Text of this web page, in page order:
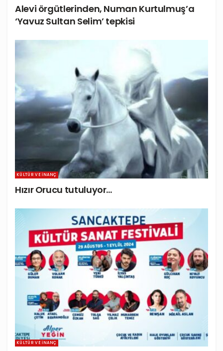
Alevi örgütlerinden, Numan Kurtulmuş’a
‘Yavuz Sultan Selim’ tepkisi
KÜLTÜR VE İNANÇ
Hızır Orucu tutuluyor…
KÜLTÜR VE İNANÇ